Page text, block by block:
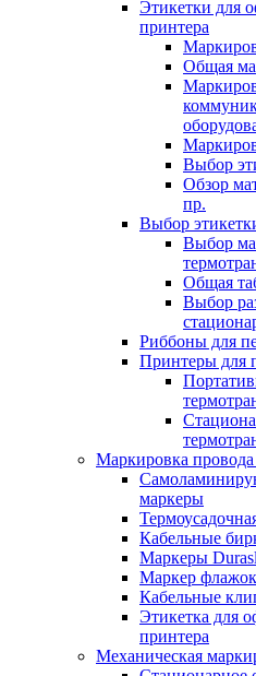
Этикетки для
принтера
Общая
Выбор
Обзор
пр.
Выбор
Выбор
Общая
Выбор
Риббоны для
Принтеры для
Маркировка провода
маркеры
Кабельные
Маркеры
Маркер флажок
Кабельные
Этикетка для
принтера
Механическая